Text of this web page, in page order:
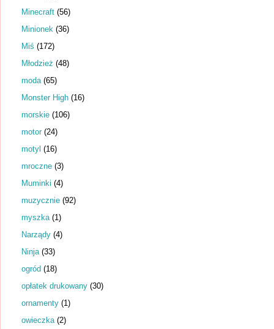
Minecraft (56)
Minionek (36)
Miś (172)
Młodzież (48)
moda (65)
Monster High (16)
morskie (106)
motor (24)
motyl (16)
mroczne (3)
Muminki (4)
muzycznie (92)
myszka (1)
Narządy (4)
Ninja (33)
ogród (18)
opłatek drukowany (30)
ornamenty (1)
owieczka (2)